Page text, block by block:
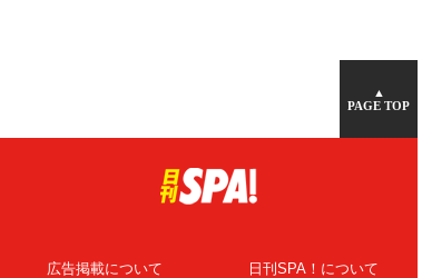
▲
PAGE TOP
広告掲載について 日刊SPA！について